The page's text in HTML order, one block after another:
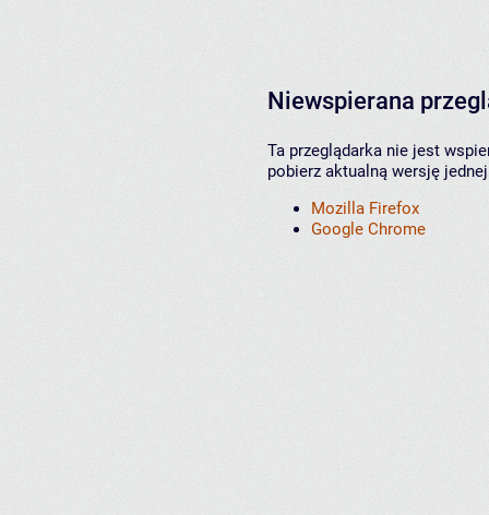
Niewspierana
Ta przeglądarka nie jest
pobierz aktualną wersję
Mozilla Firefox
Google Chrome